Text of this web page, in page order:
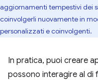
aggiornamenti tempestivi dei
coinvolgerli nuovamente in
personalizzati e coinvolgenti.
In pratica, puoi creare
possono interagire al di